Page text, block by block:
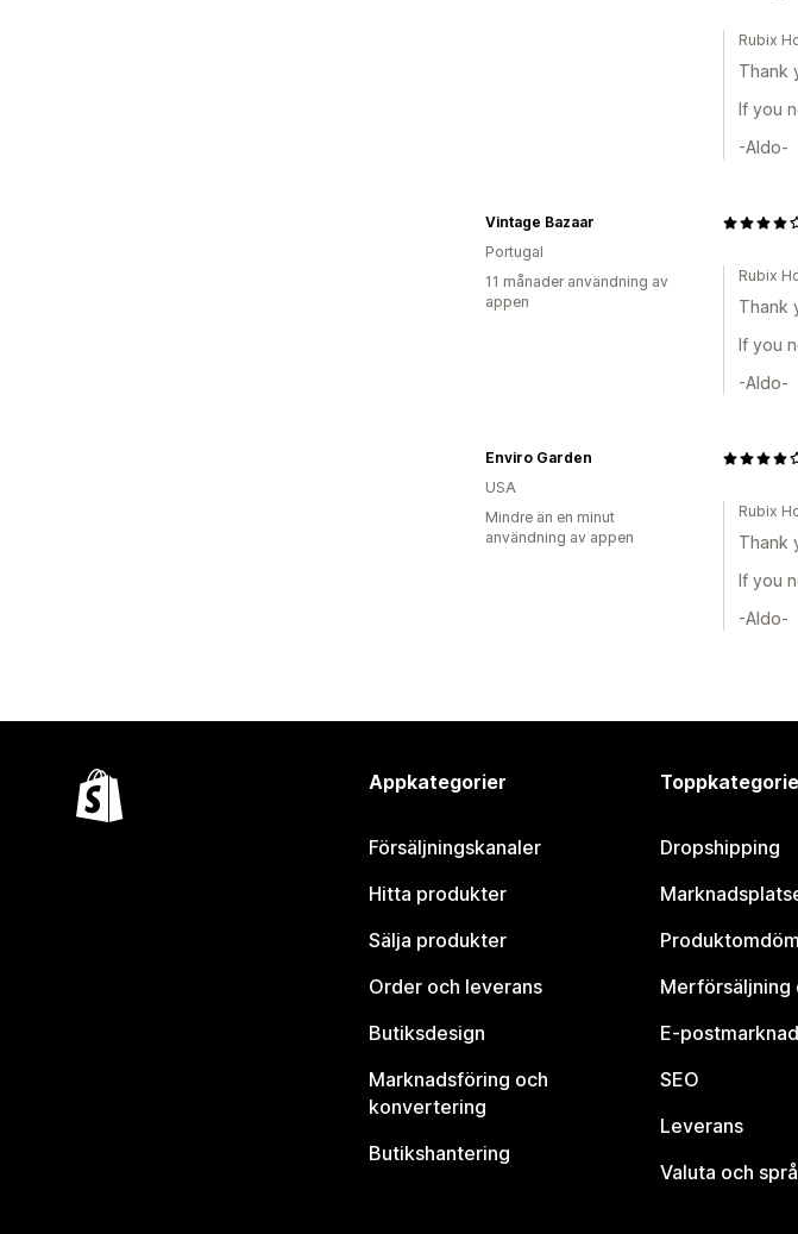
Rubix
Thank
If you
-Aldo-
Vintage Bazaar
Portugal
11 månader användning av
appen
Rubix
Thank
If you
-Aldo-
Enviro Garden
USA
Mindre än en minut
användning av appen
Rubix
Thank
If you
-Aldo-
Appkategorier
Försäljningskanaler
Hitta produkter
Sälja produkter
Order och leverans
Butiksdesign
Marknadsföring och
konvertering
Butikshantering
Dropshipping
Merförsäljning
E-
SEO
Leverans
Valuta och